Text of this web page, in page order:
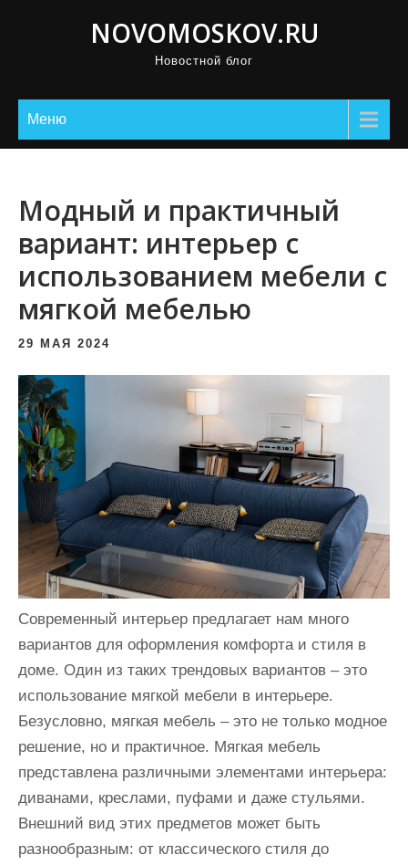
NOVOMOSKOV.RU
Новостной блог
Меню
Модный и практичный
вариант: интерьер с
использованием мебели с
мягкой мебелью
29 МАЯ 2024
Современный интерьер предлагает нам много
вариантов для оформления комфорта и стиля в
доме. Один из таких трендовых вариантов – это
использование мягкой мебели в интерьере.
Безусловно, мягкая мебель – это не только модное
решение, но и практичное. Мягкая мебель
представлена различными элементами интерьера:
диванами, креслами, пуфами и даже стульями.
Внешний вид этих предметов может быть
разнообразным: от классического стиля до